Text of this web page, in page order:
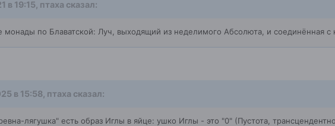
в 19:15, птаха сказал:
монады по Блаватской: Луч, выходящий из неделимого Абсолюта, и соединённая с
в 15:58, птаха сказал:
лягушка" есть образ Иглы в яйце: ушко Иглы - это "0" (Пустота,